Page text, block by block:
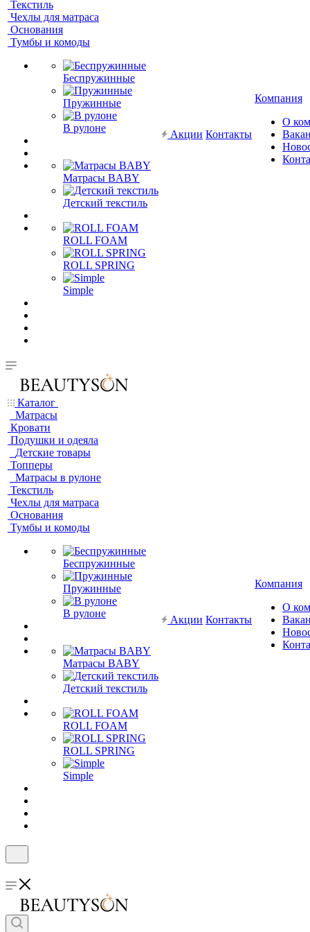
Текстиль
Чехлы для матраса
Основания
Тумбы и комоды
Беспружинные
Пружинные
В рулоне
Матрасы BABY
Детский текстиль
ROLL FOAM
ROLL SPRING
Simple
Акции Контакты
Компания
О
Каталог
Матрасы
Кровати
Подушки и одеяла
Детские товары
Топперы
Матрасы в рулоне
Текстиль
Чехлы для матраса
Основания
Тумбы и комоды
Беспружинные
Пружинные
В рулоне
Матрасы BABY
Детский текстиль
ROLL FOAM
ROLL SPRING
Simple
Акции Контакты
Компания
О